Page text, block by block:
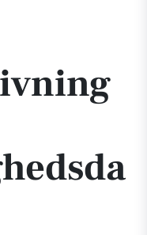
i Holte